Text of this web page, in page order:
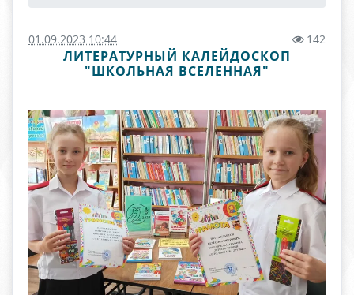
01.09.2023 10:44 142
ЛИТЕРАТУРНЫЙ КАЛЕЙДОСКОП
"ШКОЛЬНАЯ ВСЕЛЕННАЯ"